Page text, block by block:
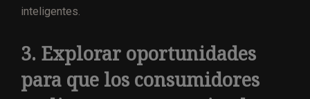
inteligentes.
3. Explorar oportunidades
para que los consumidores